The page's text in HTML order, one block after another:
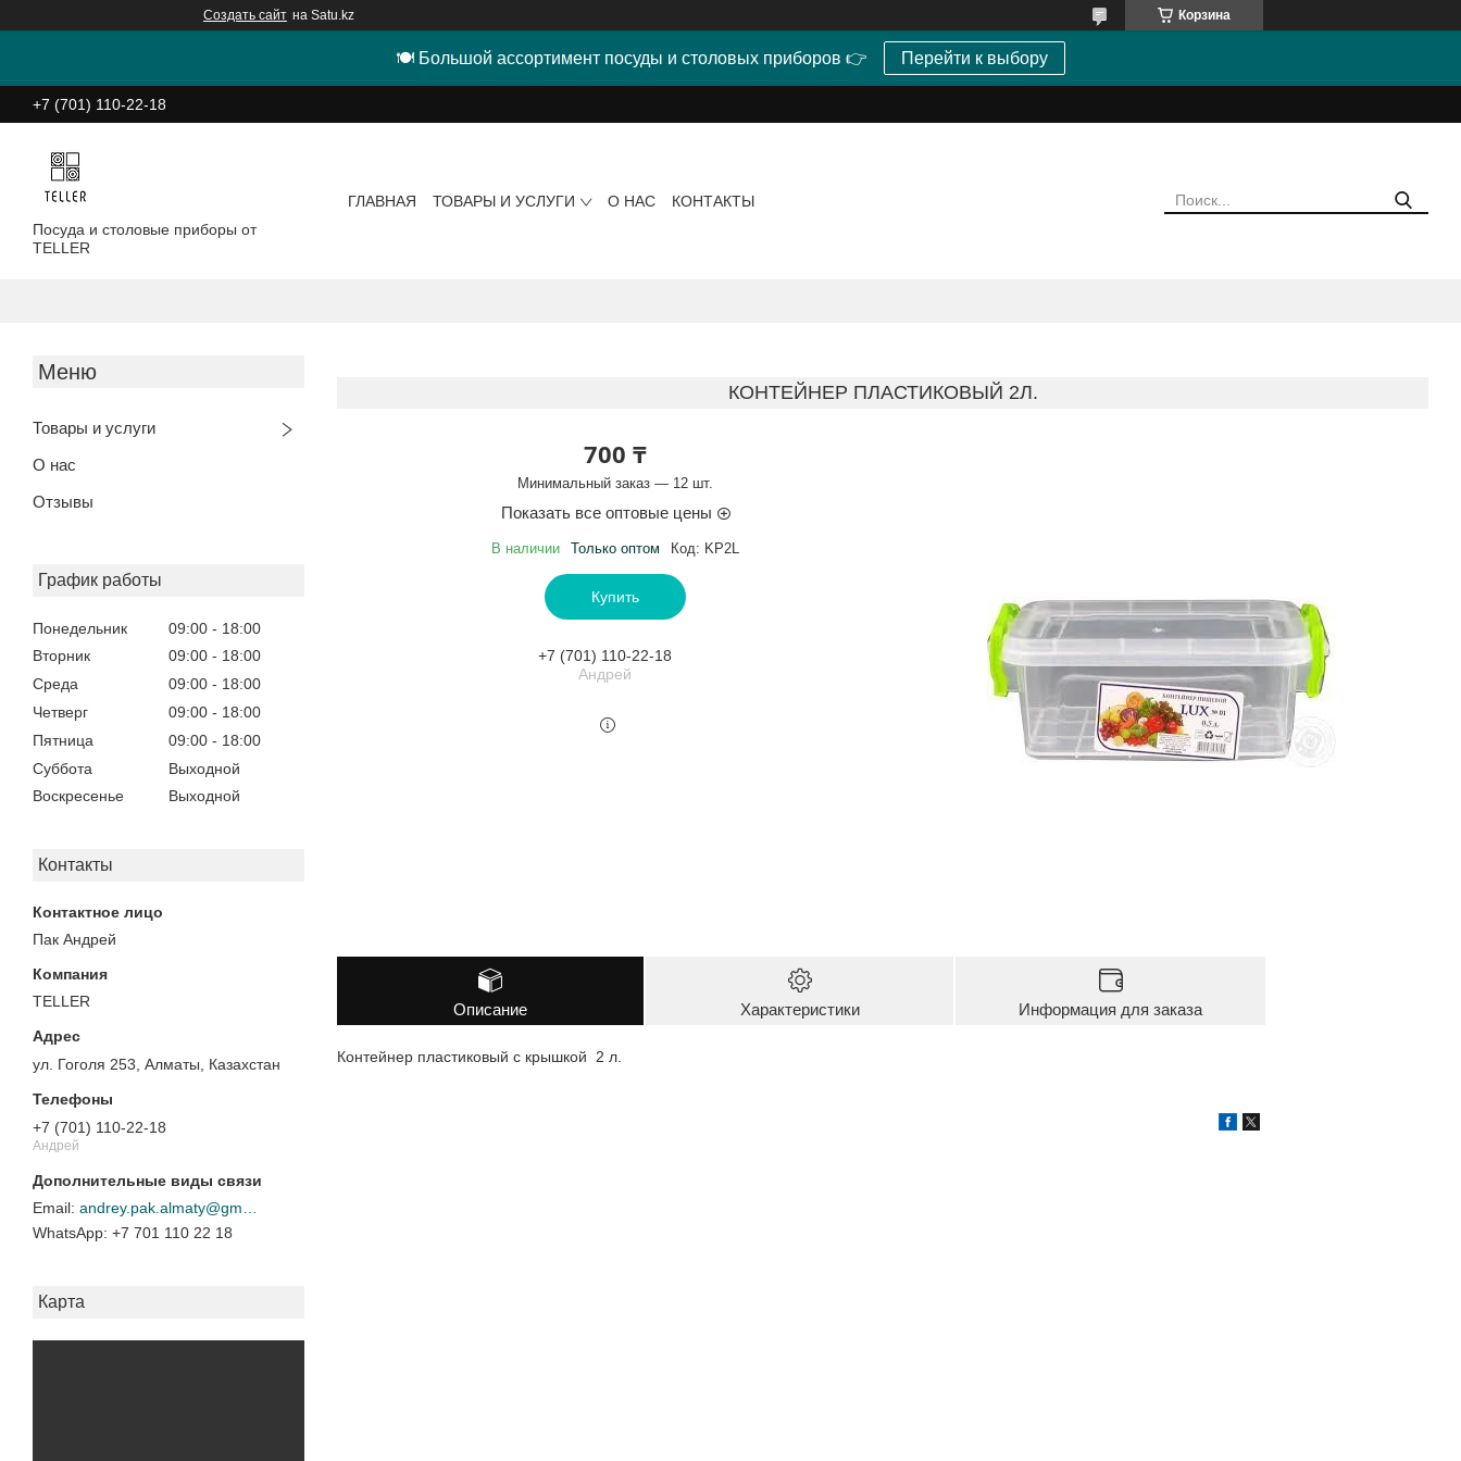
Создать сайт на Satu.kz Корзина
🍽 Большой ассортимент посуды и столовых приборов 👉 Перейти к выбору
+7 (701) 110-22-18
Посуда и столовые приборы от
TELLER
ГЛАВНАЯ ТОВАРЫ И УСЛУГИ О НАС КОНТАКТЫ
Товары и услуги
О нас
Отзывы
График работы
Понедельник 09:00
18:00
Вторник
09:00
18:00
Среда
09:00
18:00
Четверг
09:00
18:00
Пятница
09:00
18:00
Суббота
Выходной
Воскресенье
Выходной
Контакты
Пак Андрей
TELLER
ул. Гоголя 253, Алматы, Казахстан
+7 (701) 110-22-18
Андрей
+7 701 110 22 18
Карта
КОНТЕЙНЕР ПЛАСТИКОВЫЙ 2Л.
700 ₸
Минимальный заказ — 12 шт.
Показать все оптовые цены
В наличии Только оптом Код: KP2L
Купить
+7 (701) 110-22-18
Андрей
Описание Характеристики Информация для заказа
Контейнер пластиковый с крышкой 2 л.